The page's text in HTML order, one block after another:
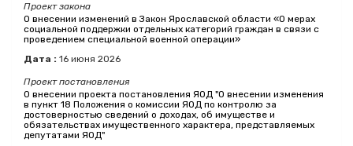
Проект закона
О внесении изменений в Закон Ярославской области «О мерах
социальной поддержки отдельных категорий граждан в связи с
проведением специальной военной операции»
Дата : 16 июня 2026
Проект постановления
О внесении проекта постановления ЯОД "О внесении изменения
в пункт 18 Положения о комиссии ЯОД по контролю за
достоверностью сведений о доходах, об имуществе и
обязательствах имущественного характера, представляемых
депутатами ЯОД"